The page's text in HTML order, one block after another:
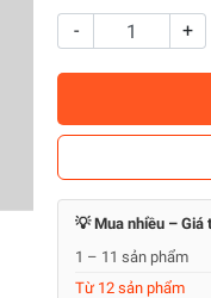
-
+
💡 Mua nhiều – Giá
1 – 11 sản phẩm
Từ 12 sản phẩm